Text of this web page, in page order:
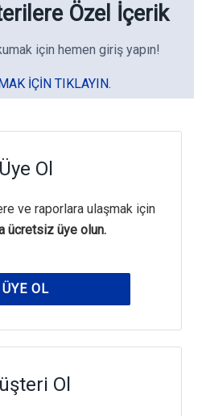
Özel İçerik
için hemen giriş yapın!
IÇIN TIKLAYIN.
Üye Ol
ve raporlara ulaşmak için
ücretsiz üye olun.
ÜYE OL
Ol